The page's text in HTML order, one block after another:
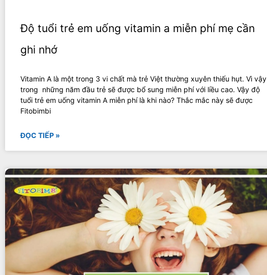
Độ tuổi trẻ em uống vitamin a miễn phí mẹ cần
ghi nhớ
Vitamin A là một trong 3 vi chất mà trẻ Việt thường xuyên thiếu hụt. Vì vậy
trong những năm đầu trẻ sẽ được bổ sung miễn phí với liều cao. Vậy độ
tuổi trẻ em uống vitamin A miễn phí là khi nào? Thắc mắc này sẽ được
Fitobimbi
ĐỌC TIẾP »